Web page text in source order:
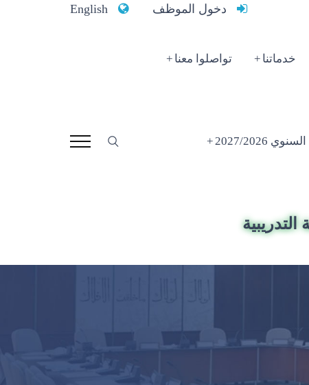
دخول الموظف English
خدماتنا تواصلوا معنا
2027/2026
التدريبية